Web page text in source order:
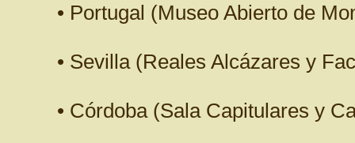
• Portugal (Museo Abierto de
• Sevilla (Reales Alcázares y
• Córdoba (Sala Capitulares y